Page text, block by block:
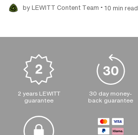
by LEWITT Content Team • 10 min read
2 years LEWITT
guarantee
30 day money-
back guarantee